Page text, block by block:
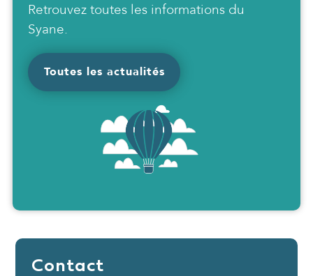
Retrouvez toutes les informations du
Syane.
Toutes les actualités
Contact